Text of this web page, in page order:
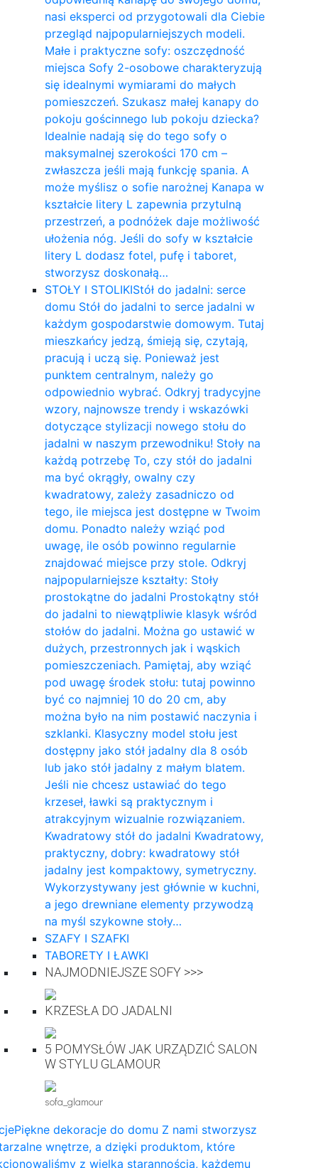
nasi eksperci od przygotowali dla Ciebie
przegląd najpopularniejszych modeli.
Małe i praktyczne sofy: oszczędność
miejsca Sofy 2-osobowe charakteryzują
się idealnymi wymiarami do małych
pomieszczeń. Szukasz małej kanapy do
pokoju gościnnego lub pokoju dziecka?
Idealnie nadają się do tego sofy o
maksymalnej szerokości 170 cm –
zwłaszcza jeśli mają funkcję spania. A
może myślisz o sofie narożnej Kanapa w
kształcie litery L zapewnia przytulną
przestrzeń, a podnóżek daje możliwość
ułożenia nóg. Jeśli do sofy w kształcie
litery L dodasz fotel, pufę i taboret,
stworzysz doskonałą…
STOŁY I STOLIKIStół do jadalni: serce
domu Stół do jadalni to serce jadalni w
każdym gospodarstwie domowym. Tutaj
mieszkańcy jedzą, śmieją się, czytają,
pracują i uczą się. Ponieważ jest
punktem centralnym, należy go
odpowiednio wybrać. Odkryj tradycyjne
wzory, najnowsze trendy i wskazówki
dotyczące stylizacji nowego stołu do
jadalni w naszym przewodniku! Stoły na
każdą potrzebę To, czy stół do jadalni
ma być okrągły, owalny czy
kwadratowy, zależy zasadniczo od
tego, ile miejsca jest dostępne w Twoim
domu. Ponadto należy wziąć pod
uwagę, ile osób powinno regularnie
znajdować miejsce przy stole. Odkryj
najpopularniejsze kształty: Stoły
prostokątne do jadalni Prostokątny stół
do jadalni to niewątpliwie klasyk wśród
stołów do jadalni. Można go ustawić w
dużych, przestronnych jak i wąskich
pomieszczeniach. Pamiętaj, aby wziąć
pod uwagę środek stołu: tutaj powinno
być co najmniej 10 do 20 cm, aby
można było na nim postawić naczynia i
szklanki. Klasyczny model stołu jest
dostępny jako stół jadalny dla 8 osób
lub jako stół jadalny z małym blatem.
Jeśli nie chcesz ustawiać do tego
krzeseł, ławki są praktycznym i
atrakcyjnym wizualnie rozwiązaniem.
Kwadratowy stół do ​​jadalni Kwadratowy,
praktyczny, dobry: kwadratowy stół
jadalny jest kompaktowy, symetryczny.
Wykorzystywany jest głównie w kuchni,
a jego drewniane elementy przywodzą
na myśl szykowne stoły…
SZAFY I SZAFKI
TABORETY I ŁAWKI
NAJMODNIEJSZE SOFY >>>
KRZESŁA DO JADALNI
5 POMYSŁÓW JAK URZĄDZIĆ SALON
W STYLU GLAMOUR
sofa_glamour
Piękne dekoracje do domu Z nami stworzysz
wnętrze, a dzięki produktom, które
z wielką starannością, każdemu